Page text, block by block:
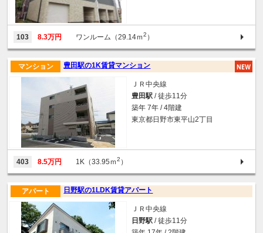
103 8.3万円 ワンルーム（29.14ｍ2 ）
豊田駅の1K賃貸マンション
マンション
ＪＲ中央線
豊田駅 / 徒歩11分
築年 7年 / 4階建
東京都日野市東平山2丁目
403 8.5万円 1K（33.95ｍ2 ）
日野駅の1LDK賃貸アパート
アパート
ＪＲ中央線
日野駅 / 徒歩11分